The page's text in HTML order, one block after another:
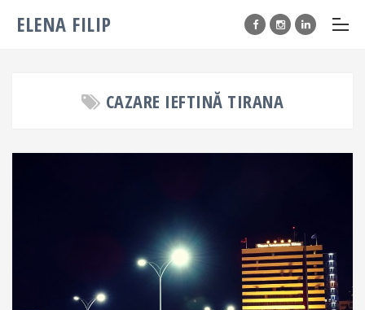
ELENA FILIP
CAZARE IEFTINĂ TIRANA